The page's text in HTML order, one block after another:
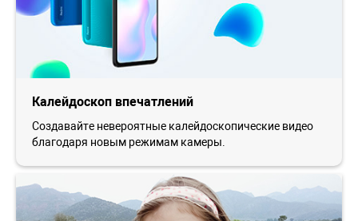
Калейдоскоп впечатлений
Создавайте невероятные калейдоскопические видео
благодаря новым режимам камеры.